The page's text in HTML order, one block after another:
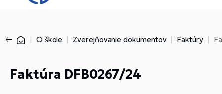
O škole Zverejňovanie dokumentov Faktúry
Faktúra DFB0267/24